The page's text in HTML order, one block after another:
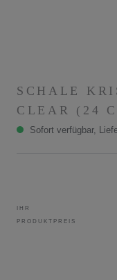
SCHALE
CLEAR (24
Sofort verfügbar,
IHR
PRODUKTPREIS